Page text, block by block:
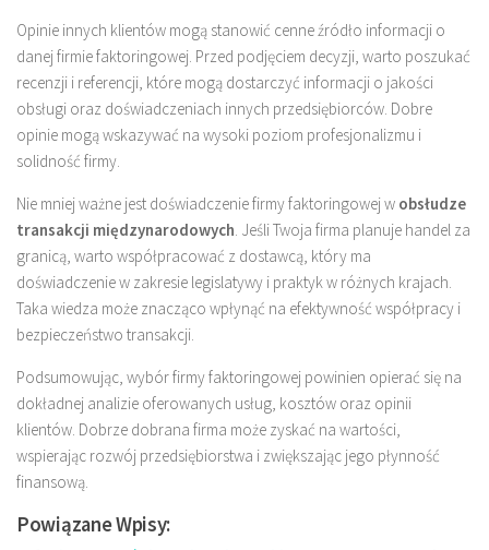
Opinie innych klientów mogą stanowić cenne źródło informacji o
danej firmie faktoringowej. Przed podjęciem decyzji, warto poszukać
recenzji i referencji, które mogą dostarczyć informacji o jakości
obsługi oraz doświadczeniach innych przedsiębiorców. Dobre
opinie mogą wskazywać na wysoki poziom profesjonalizmu i
solidność firmy.
Nie mniej ważne jest doświadczenie firmy faktoringowej w obsłudze
transakcji międzynarodowych. Jeśli Twoja firma planuje handel za
granicą, warto współpracować z dostawcą, który ma
doświadczenie w zakresie legislatywy i praktyk w różnych krajach.
Taka wiedza może znacząco wpłynąć na efektywność współpracy i
bezpieczeństwo transakcji.
Podsumowując, wybór firmy faktoringowej powinien opierać się na
dokładnej analizie oferowanych usług, kosztów oraz opinii
klientów. Dobrze dobrana firma może zyskać na wartości,
wspierając rozwój przedsiębiorstwa i zwiększając jego płynność
finansową.
Powiązane Wpisy: